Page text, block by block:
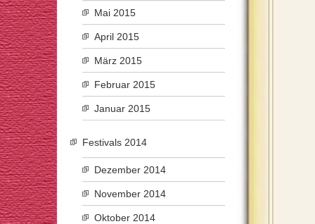
Mai 2015
April 2015
März 2015
Februar 2015
Januar 2015
Festivals 2014
Dezember 2014
November 2014
Oktober 2014